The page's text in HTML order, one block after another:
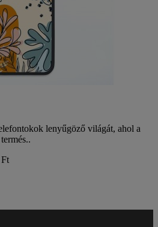
lenyűgöző világát, ahol a